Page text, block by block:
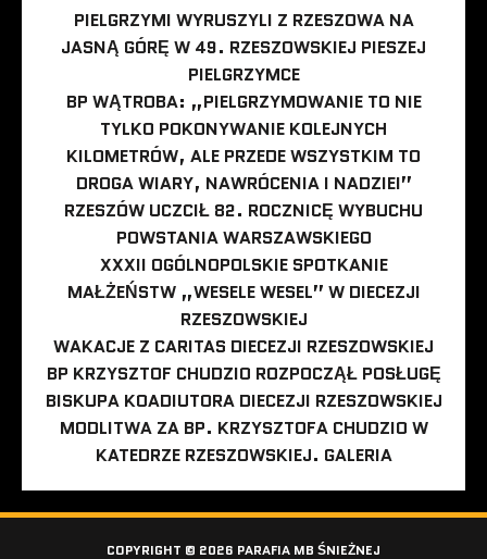
PIELGRZYMI WYRUSZYLI Z RZESZOWA NA
JASNĄ GÓRĘ W 49. RZESZOWSKIEJ PIESZEJ
PIELGRZYMCE
BP WĄTROBA: „PIELGRZYMOWANIE TO NIE
TYLKO POKONYWANIE KOLEJNYCH
KILOMETRÓW, ALE PRZEDE WSZYSTKIM TO
DROGA WIARY, NAWRÓCENIA I NADZIEI”
RZESZÓW UCZCIŁ 82. ROCZNICĘ WYBUCHU
POWSTANIA WARSZAWSKIEGO
XXXII OGÓLNOPOLSKIE SPOTKANIE
MAŁŻEŃSTW „WESELE WESEL” W DIECEZJI
RZESZOWSKIEJ
WAKACJE Z CARITAS DIECEZJI RZESZOWSKIEJ
BP KRZYSZTOF CHUDZIO ROZPOCZĄŁ POSŁUGĘ
BISKUPA KOADIUTORA DIECEZJI RZESZOWSKIEJ
MODLITWA ZA BP. KRZYSZTOFA CHUDZIO W
KATEDRZE RZESZOWSKIEJ. GALERIA
COPYRIGHT © 2026 PARAFIA MB ŚNIEŻNEJ